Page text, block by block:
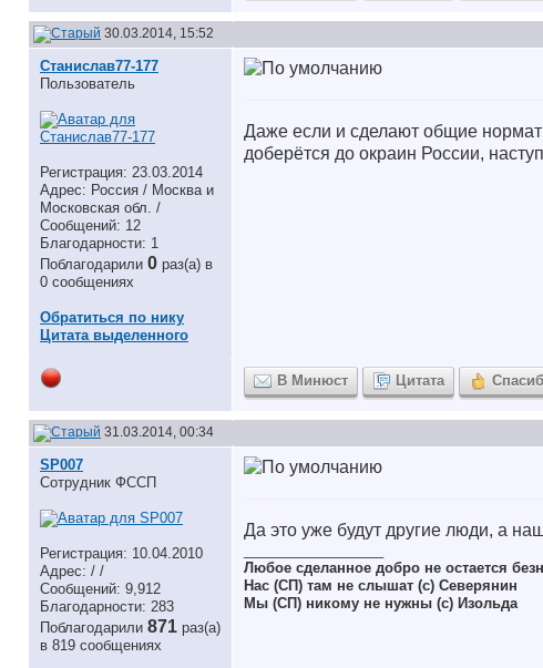
30.03.2014, 15:52
Станислав77-177
Пользователь
Регистрация: 23.03.2014
Адрес: Россия / Москва и
Московская обл. /
Сообщений: 12
Благодарности: 1
Поблагодарили 0 раз(а) в
0 сообщениях
Обратиться по нику
Цитата выделенного
Даже если и сделают общие
доберётся до окраин России,
В Минюст Цитата
31.03.2014, 00:34
SP007
Сотрудник ФССП
Регистрация: 10.04.2010
Адрес: / /
Сообщений: 9,912
Благодарности: 283
Поблагодарили 871 раз(а)
в 819 сообщениях
Да это уже будут другие люди, а
Любое сделанное добро не остается
Нас (СП) там не слышат (с) Северянин
Мы (СП) никому не нужны (с) Изольда